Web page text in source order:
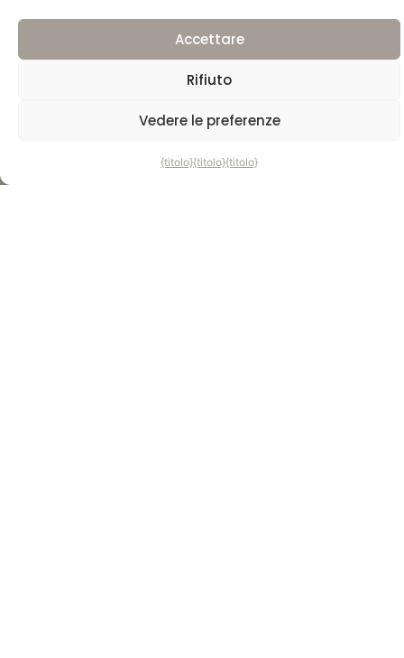
Accettare
Rifiuto
Vedere le preferenze
{titolo}{titolo}{titolo}
diventa
un'esperienza
indimenticabile.